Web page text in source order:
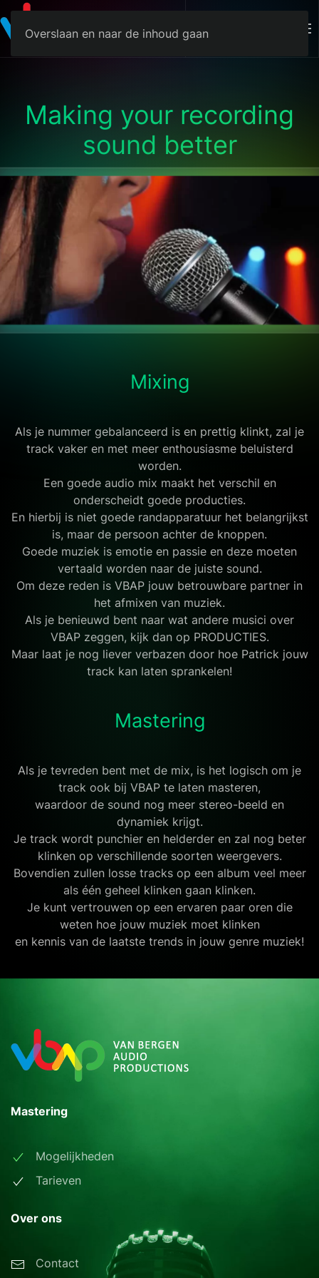
Overslaan en naar de inhoud gaan
Making your recording
sound better
Mixing
Als je nummer gebalanceerd is en prettig klinkt, zal je
track vaker en met meer enthousiasme beluisterd
worden.
Een goede audio mix maakt het verschil en
onderscheidt goede producties.
En hierbij is niet goede randapparatuur het belangrijkst
is, maar de persoon achter de knoppen.
Goede muziek is emotie en passie en deze moeten
vertaald worden naar de juiste sound.
Om deze reden is VBAP jouw betrouwbare partner in
het afmixen van muziek.
Als je benieuwd bent naar wat andere musici over
VBAP zeggen, kijk dan op PRODUCTIES.
Maar laat je nog liever verbazen door hoe Patrick jouw
track kan laten sprankelen!
Mastering
Als je tevreden bent met de mix, is het logisch om je
track ook bij VBAP te laten masteren,
waardoor de sound nog meer stereo-beeld en
dynamiek krijgt.
Je track wordt punchier en helderder en zal nog beter
klinken op verschillende soorten weergevers.
Bovendien zullen losse tracks op een album veel meer
als één geheel klinken gaan klinken.
Je kunt vertrouwen op een ervaren paar oren die
weten hoe jouw muziek moet klinken
en kennis van de laatste trends in jouw genre muziek!
Mastering
Mogelijkheden
Tarieven
Over ons
Contact